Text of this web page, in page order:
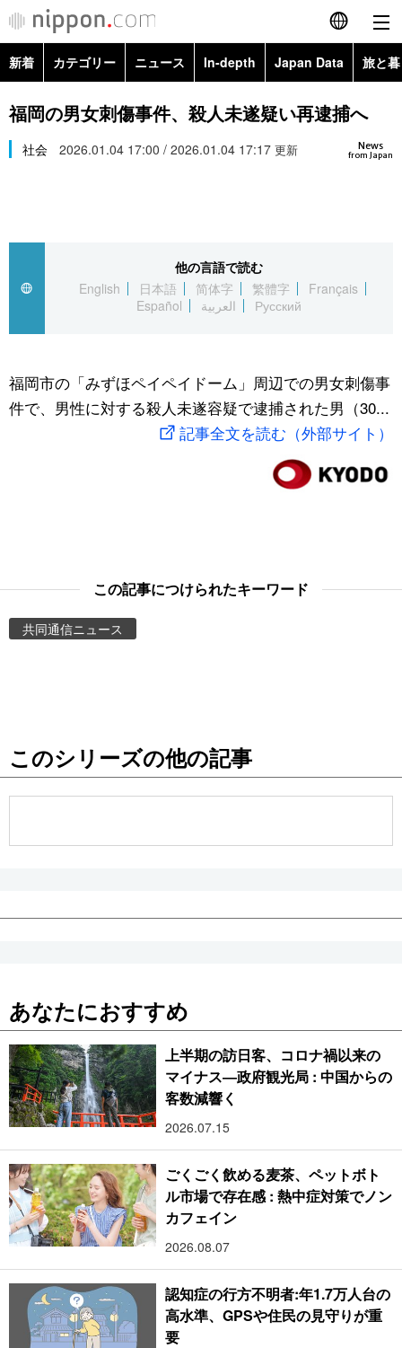
English
简体字
繁體字
العربية
社会
スポーツ・東京2020
旅と暮らし
Images
新着 カテゴリー ニュース In-depth Japan Data 旅と
政治・外交
経済・ビジネス
社会
文化
科学・技術
暮らし
Topics
Images
お知らせ
福岡の男女刺傷事件、殺人未遂疑い再逮捕へ
News
from Japan
社会 2026.01.04 17:00 / 2026.01.04 17:17 更新
他の言語で読む
English
日本語 简体字 繁體字
Français
Español
العربية Русский
福岡市の「みずほペイペイドーム」周辺での男女刺傷事
件で、男性に対する殺人未遂容疑で逮捕された男（30...
記事全文を読む（外部サイト）
この記事につけられたキーワード
共同通信ニュース
このシリーズの他の記事
あなたにおすすめ
上半期の訪日客、コロナ禍以来の
マイナス―政府観光局 : 中国からの
客数減響く
2026.07.15
ごくごく飲める麦茶、ペットボト
ル市場で存在感 : 熱中症対策でノン
カフェイン
2026.08.07
認知症の行方不明者:年1.7万人台の
高水準、GPSや住民の見守りが重
要